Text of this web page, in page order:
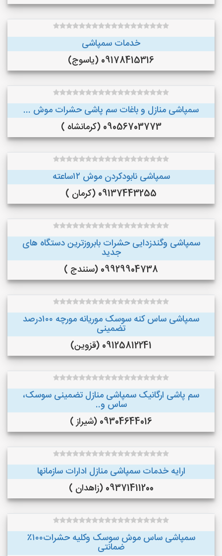
خدمات سمپاشی
09178415316 (یاسوج)
سمپاشی منازل و باغات سم پاشی حشرات موش ...
09056703773 (کرمانشاه )
سمپاشی نابودکردن موش ۱۲ساعته
09137443255 (کرمان )
سمپاشی وگندزدایی حشرات بابروزترین دستگاه های
جدید
09929904738 (سنندج )
سمپاشی ساس کنه سوسک موریانه مورچه ۱۰۰درصد
تضمینی
09125812241 (قزوین)
سم پاشی ارگانیک سمپاشی منازل تضمینی سوسک،
ساس و..
09304644016 (شیراز )
ارایه خدمات سمپاشی منازل ادارات سازمانها
09371411200 (زاهدان )
سمپاشی ساس موش سوسک وکلیه حشرات۱۰۰٪
ضمانتی